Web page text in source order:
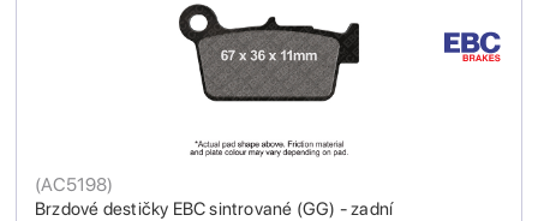
Brzdové destičky EBC sintrované (GG) - zadní
(AC5198)